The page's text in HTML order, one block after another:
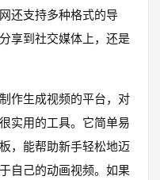
还支持多种格式的导
享到社交媒体上，还是
作生成视频的平台，对
实用的工具。它简单易
，能帮助新手轻松地迈
自己的动画视频。如果